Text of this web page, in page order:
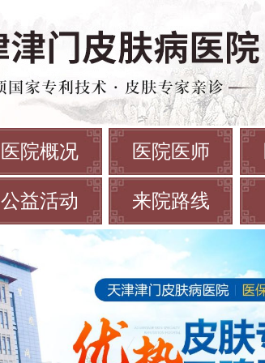
医院概况 医院医师
公益活动 来院路线